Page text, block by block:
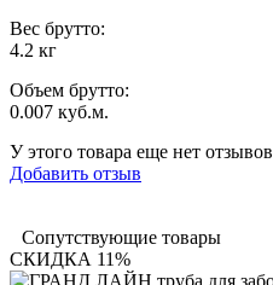
Вес брутто:
4.2 кг
Объем брутто:
0.007 куб.м.
У этого товара еще нет отзывов
Добавить отзыв
Сопутствующие товары
СКИДКА 11%